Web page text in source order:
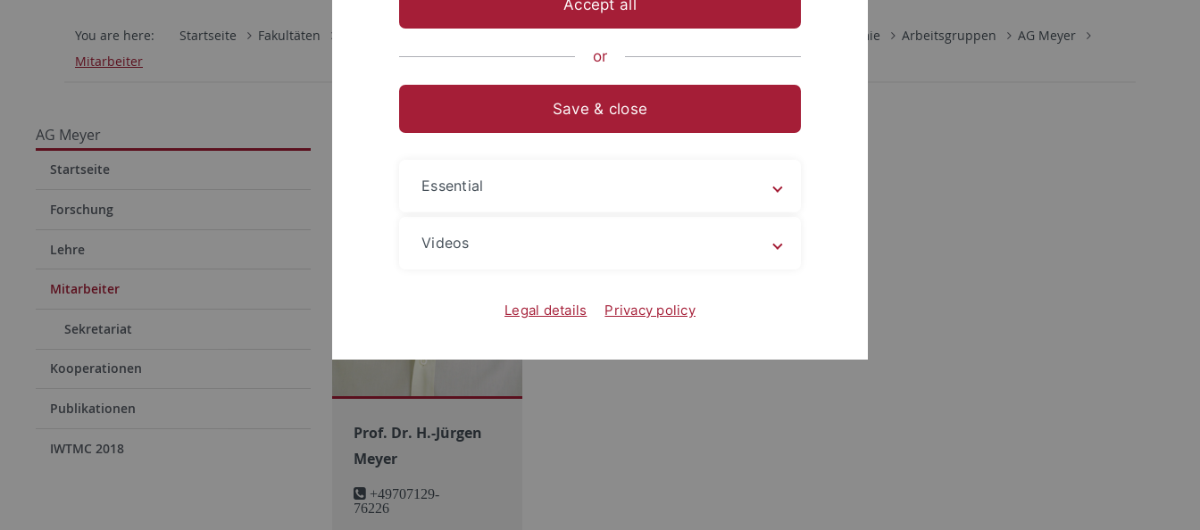
You are here: Startseite Fakultäten Anorganische Chemie Arbeitsgruppen
AG Meyer
Mitarbeiter
AG Meyer
Startseite
Forschung
Lehre
Mitarbeiter
Sekretariat
Kooperationen
Publikationen
IWTMC 2018
Prof. Dr. H.-Jürgen
Meyer
+49707129-
76226
Accept all
or
Save & close
Essential
Videos
Legal details Privacy policy